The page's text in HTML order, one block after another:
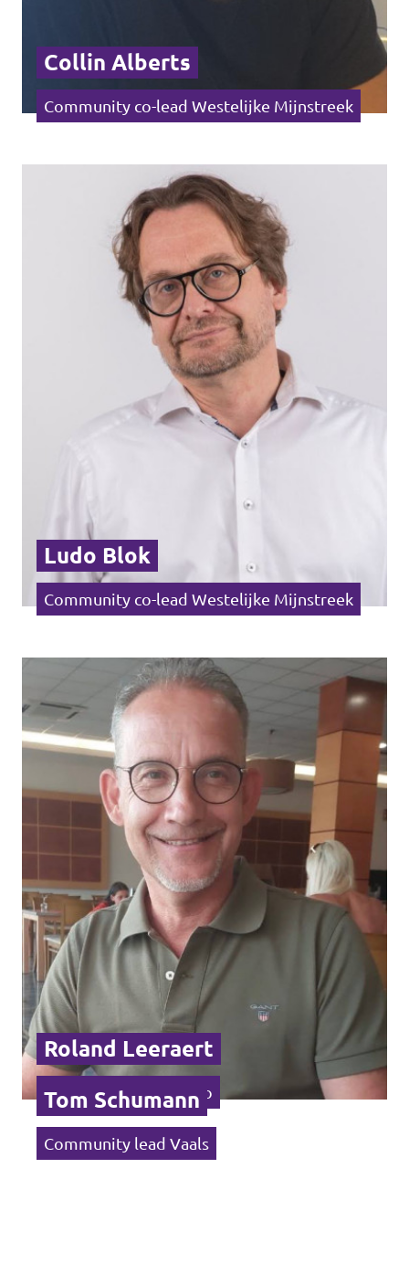
Collin Alberts
Community co-lead Westelijke Mijnstreek
Ludo Blok
Community co-lead Westelijke Mijnstreek
Roland Leeraert
Community lead Venlo
Tom Schumann
Community lead Vaals